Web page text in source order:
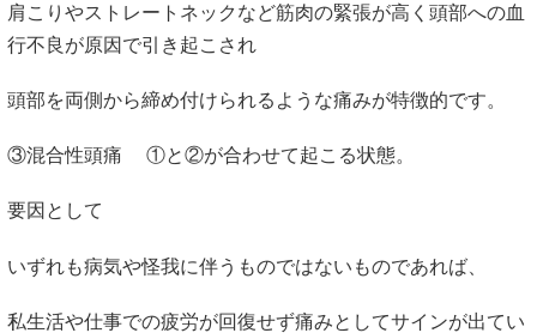
肩こりやストレートネックなど筋肉の緊張が高く頭部への血
行不良が原因で引き起こされ
頭部を両側から締め付けられるような痛みが特徴的です。
③混合性頭痛 ①と②が合わせて起こる状態。
要因として
いずれも病気や怪我に伴うものではないものであれば、
私生活や仕事での疲労が回復せず痛みとしてサインが出てい